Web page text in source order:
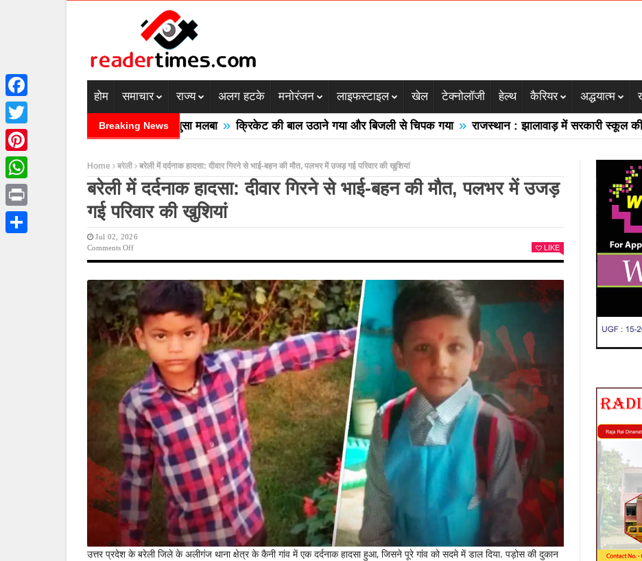
होम समाचार राज्य अलग हटके मनोरंजन लाइफस्टाइल खेल टेक्नोलॉजी हेल्थ कैरियर अद्धयात्म
Breaking News
फटने से तीन की मौत घरों में घुसा मलबा » क्रिकेट की बाल उठाने गया और बिजली से चिपक गया » राजस्थान : झालावाड़ में सरकारी स्कूल की गिरी
Home बरेली बरेली में दर्दनाक हादसा: दीवार गिरने से भाई-बहन की मौत, पलभर में उजड़ गई परिवार की खुशियां
बरेली में दर्दनाक हादसा: दीवार गिरने से भाई-बहन की मौत, पलभर में उजड़
गई परिवार की खुशियां
Jul 02, 2026
Comments OffOn
दर्दनाक
हादसा:
दीवार
गिरने
से
भाई-
बहन
की
मौत,
पलभर
में
उजड़
गई
परिवार
की
खुशियां
LIKE
उत्तर प्रदेश के बरेली जिले के अलीगंज थाना क्षेत्र के कैनी गांव में एक दर्दनाक हादसा हुआ, जिसने पूरे गांव को सदमे में डाल दिया. पड़ोस की दुकान
Facebook
Twitter
Pinterest
WhatsApp
Print